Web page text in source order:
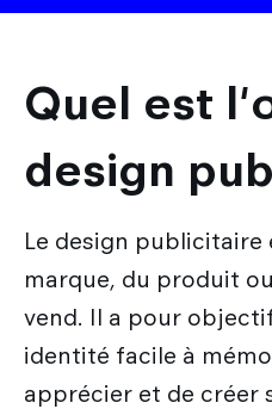
Quel est
design
Le design publicitaire
marque, du produit
vend. Il a pour
identité facile à
apprécier et de créer